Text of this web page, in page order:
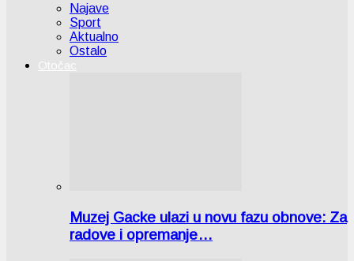
Najave
Sport
Aktualno
Ostalo
Otočac
Muzej Gacke ulazi u novu fazu obnove: Za
radove i opremanje…